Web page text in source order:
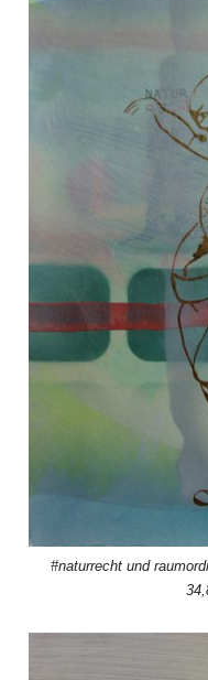
#naturrecht und